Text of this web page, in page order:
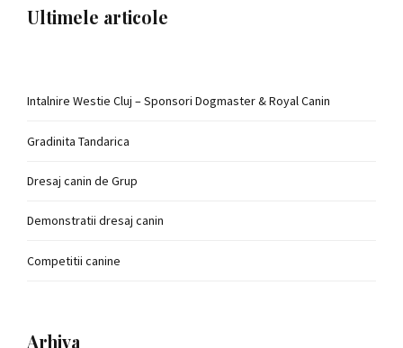
Ultimele articole
Intalnire Westie Cluj – Sponsori Dogmaster & Royal Canin
Gradinita Tandarica
Dresaj canin de Grup
Demonstratii dresaj canin
Competitii canine
Arhiva